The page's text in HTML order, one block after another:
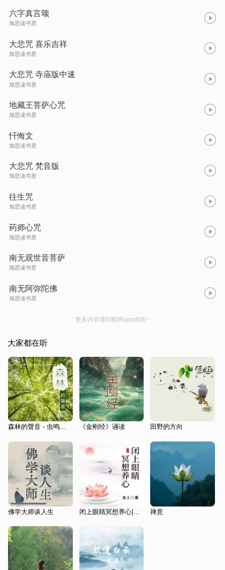
六字真言颂
旭思读书君
大悲咒 喜乐吉祥
旭思读书君
大悲咒 寺庙版中速
旭思读书君
地藏王菩萨心咒
旭思读书君
忏悔文
旭思读书君
大悲咒 梵音版
旭思读书君
往生咒
旭思读书君
药师心咒
旭思读书君
南无观世音菩萨
旭思读书君
南无阿弥陀佛
旭思读书君
更多内容请到酷狗app收听~
大家都在听
森林的聲音 - 虫鸣鸟叫，大自然聲音為了放鬆身體和早操 《金刚经》诵读 田野的方向
佛学大师谈人生 闭上眼睛冥想养心|解压助眠 禅意